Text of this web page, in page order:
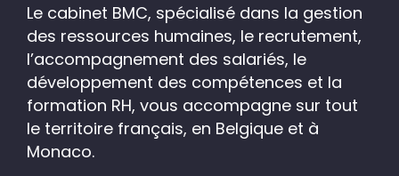
Le cabinet BMC, spécialisé dans la gestion
des ressources humaines, le recrutement,
l’accompagnement des salariés, le
développement des compétences et la
formation RH, vous accompagne sur tout
le territoire français, en Belgique et à
Monaco.